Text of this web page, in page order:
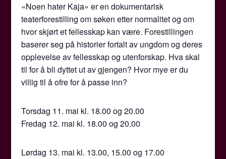
«Noen hater Kaja» er en dokumentarisk
teaterforestilling om søken etter normalitet og om
hvor skjørt et fellesskap kan være. Forestillingen
baserer seg på historier fortalt av ungdom og deres
opplevelse av fellesskap og utenforskap. Hva skal
til for å bli dyttet ut av gjengen? Hvor mye er du
villig til å ofre for å passe inn?
Torsdag 11. mai kl. 18.00 og 20.00
Fredag 12. mai kl. 18.00 og 20.00
Lørdag 13. mai kl. 13.00, 15.00 og 17.00